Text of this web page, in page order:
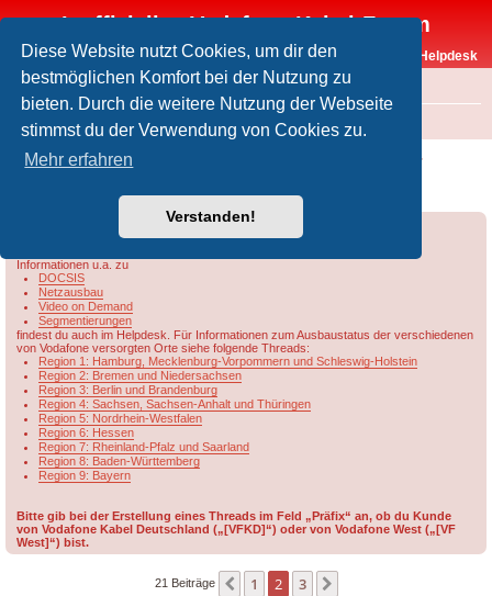
Diese Website nutzt Cookies, um dir den
bestmöglichen Komfort bei der Nutzung zu
bieten. Durch die weitere Nutzung der Webseite
stimmst du der Verwendung von Cookies zu.
Mehr erfahren
Verstanden!
Inoffizielles Vodafone-Kabel-Forum
Vodafone-Kabel-Helpdesk
FAQ
Foren-Übersicht Rund um Vodafone / Aktuelles
[VFKD] Tatsächliche Segmentkapazität nur
Informationen u.a. zu
DOCSIS
Netzausbau
Video on Demand
Segmentierungen
findest du auch im Helpdesk. Für Informationen zum Ausbaustatus der verschiedenen
von Vodafone versorgten Orte siehe folgende Threads:
Region 1: Hamburg, Mecklenburg-Vorpommern und Schleswig-Holstein
Region 2: Bremen und Niedersachsen
Region 3: Berlin und Brandenburg
Region 4: Sachsen, Sachsen-Anhalt und Thüringen
Region 5: Nordrhein-Westfalen
Region 6: Hessen
Region 7: Rheinland-Pfalz und Saarland
Region 8: Baden-Württemberg
Region 9: Bayern
Bitte gib bei der Erstellung eines Threads im Feld „Präfix“ an, ob du Kunde
von Vodafone Kabel Deutschland („[VFKD]“) oder von Vodafone West („[VF
West]“) bist.
21 Beiträge Vorherige
1 2 3